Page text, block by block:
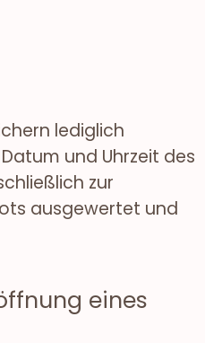
lediglich
und Uhrzeit des
zur
ausgewertet und
eines